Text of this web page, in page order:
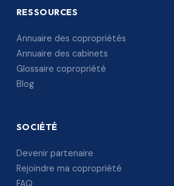
RESSOURCES
Annuaire des copropriétés
Annuaire des cabinets
Glossaire copropriété
Blog
SOCIÉTÉ
Devenir partenaire
Rejoindre ma copropriété
FAQ